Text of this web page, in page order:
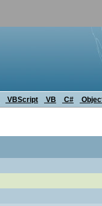
VBScript VB C#